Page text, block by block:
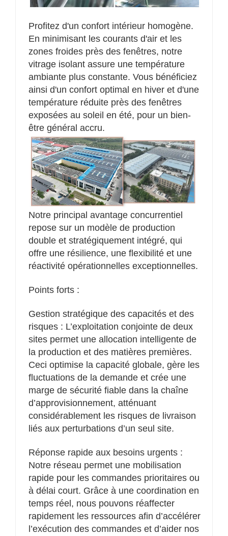
Profitez d'un confort intérieur homogène.
En minimisant les courants d'air et les
zones froides près des fenêtres, notre
vitrage isolant assure une température
ambiante plus constante. Vous bénéficiez
ainsi d'un confort optimal en hiver et d'une
température réduite près des fenêtres
exposées au soleil en été, pour un bien-
être général accru.
Notre principal avantage concurrentiel
repose sur un modèle de production
double et stratégiquement intégré, qui
offre une résilience, une flexibilité et une
réactivité opérationnelles exceptionnelles.
Points forts :
Gestion stratégique des capacités et des
risques : L’exploitation conjointe de deux
sites permet une allocation intelligente de
la production et des matières premières.
Ceci optimise la capacité globale, gère les
fluctuations de la demande et crée une
marge de sécurité fiable dans la chaîne
d’approvisionnement, atténuant
considérablement les risques de livraison
liés aux perturbations d’un seul site.
Réponse rapide aux besoins urgents :
Notre réseau permet une mobilisation
rapide pour les commandes prioritaires ou
à délai court. Grâce à une coordination en
temps réel, nous pouvons réaffecter
rapidement les ressources afin d’accélérer
l’exécution des commandes et d’aider nos